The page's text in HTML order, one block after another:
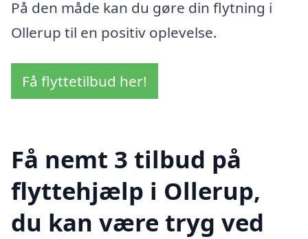
På den måde kan du gøre din flytning i
Ollerup til en positiv oplevelse.
Få flyttetilbud her!
Få nemt 3 tilbud på
flyttehjælp i Ollerup,
du kan være tryg ved